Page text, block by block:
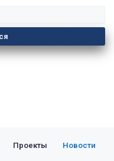
Проекты
Новости